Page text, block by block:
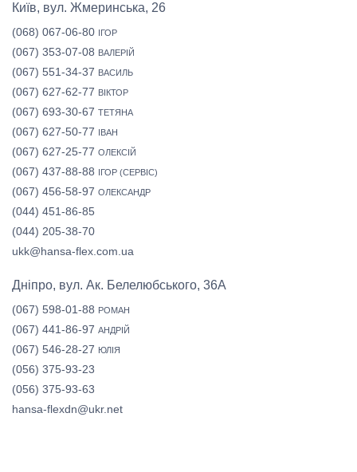
Київ, вул. Жмеринська, 26
(068) 067-06-80 ІГОР
(067) 353-07-08 ВАЛЕРІЙ
(067) 551-34-37 ВАСИЛЬ
(067) 627-62-77 ВІКТОР
(067) 693-30-67 ТЕТЯНА
(067) 627-50-77 ІВАН
(067) 627-25-77 ОЛЕКСІЙ
(067) 437-88-88 ІГОР (СЕРВІС)
(067) 456-58-97 ОЛЕКСАНДР
(044) 451-86-85
(044) 205-38-70
ukk@hansa-flex.com.ua
Дніпро, вул. Ак. Белелюбського, 36А
(067) 598-01-88 РОМАН
(067) 441-86-97 АНДРІЙ
(067) 546-28-27 ЮЛІЯ
(056) 375-93-23
(056) 375-93-63
hansa-flexdn@ukr.net